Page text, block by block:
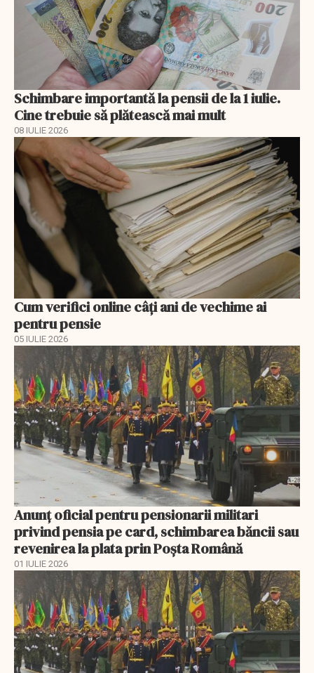
Schimbare importantă la pensii de la 1 iulie.
Cine trebuie să plătească mai mult
08 IULIE 2026
Cum verifici online câți ani de vechime ai
pentru pensie
05 IULIE 2026
Anunţ oficial pentru pensionarii militari
privind pensia pe card, schimbarea băncii sau
revenirea la plata prin Poşta Română
01 IULIE 2026